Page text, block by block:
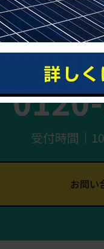
まずはお気
受付時間｜
お問い